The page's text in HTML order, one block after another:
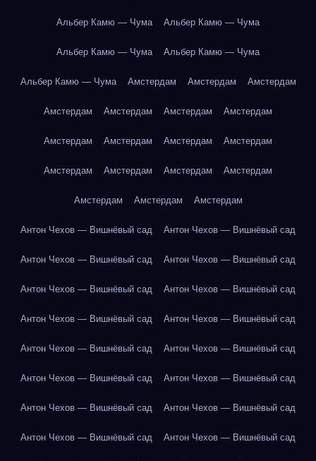
Альбер Камю — Чума Альбер Камю — Чума
Альбер Камю — Чума Альбер Камю — Чума
Альбер Камю — Чума Амстердам Амстердам Амстердам
Амстердам Амстердам Амстердам Амстердам
Амстердам Амстердам Амстердам Амстердам
Амстердам Амстердам Амстердам Амстердам
Амстердам Амстердам Амстердам
Антон Чехов — Вишнёвый сад Антон Чехов — Вишнёвый сад
Антон Чехов — Вишнёвый сад Антон Чехов — Вишнёвый сад
Антон Чехов — Вишнёвый сад Антон Чехов — Вишнёвый сад
Антон Чехов — Вишнёвый сад Антон Чехов — Вишнёвый сад
Антон Чехов — Вишнёвый сад Антон Чехов — Вишнёвый сад
Антон Чехов — Вишнёвый сад Антон Чехов — Вишнёвый сад
Антон Чехов — Вишнёвый сад Антон Чехов — Вишнёвый сад
Антон Чехов — Вишнёвый сад Антон Чехов — Вишнёвый сад